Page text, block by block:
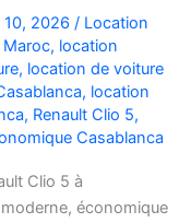
10, 2026 / Location
, location
, location de voiture
, location
, Renault Clio 5,
Casablanca
Clio 5 à
économique